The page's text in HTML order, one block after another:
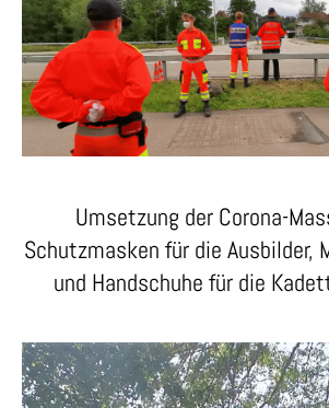
Umsetzung der Corona-
Schutzmasken für die Ausbilder,
und Handschuhe für die